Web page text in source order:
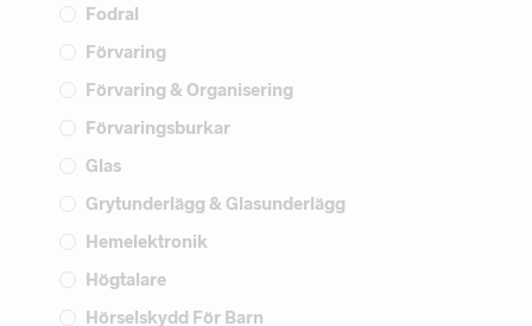
Fodral
Förvaring
Förvaring & Organisering
Förvaringsburkar
Glas
Grytunderlägg & Glasunderlägg
Hemelektronik
Högtalare
Hörselskydd För Barn